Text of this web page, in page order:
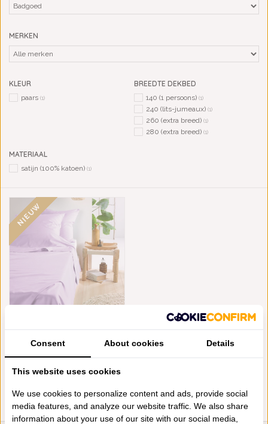
MERKEN
KLEUR
paars (1)
BREEDTE DEKBED
140 (1 persoons) (1)
240 (lits-jumeaux) (1)
260 (extra breed) (1)
280 (extra breed) (1)
MATERIAAL
satijn (100% katoen) (1)
NIEUW
€79,95
Consent About cookies Details
This website uses cookies
We use cookies to personalize content and ads, provide social
media features, and analyze our website traffic. We also share
information about your use of our site with our social media,